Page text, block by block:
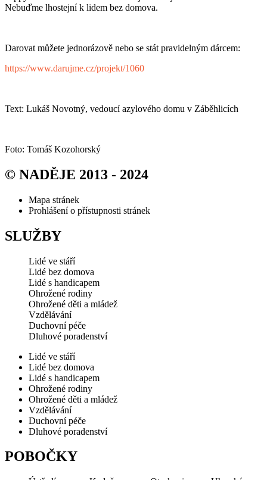
Nebuďme lhostejní k lidem bez domova.
Darovat můžete jednorázově nebo se stát pravidelným dárcem:
https://www.darujme.cz/projekt/1060
Text: Lukáš Novotný, vedoucí azylového domu v Záběhlicích
Foto: Tomáš Kozohorský
© NADĚJE 2013 - 2024
Mapa stránek
Prohlášení o přístupnosti stránek
SLUŽBY
Lidé ve stáří
Lidé bez domova
Lidé s handicapem
Ohrožené rodiny
Ohrožené děti a mládež
Vzdělávání
Duchovní péče
Dluhové poradenství
Lidé ve stáří
Lidé bez domova
Lidé s handicapem
Ohrožené rodiny
Ohrožené děti a mládež
Vzdělávání
Duchovní péče
Dluhové poradenství
POBOČKY